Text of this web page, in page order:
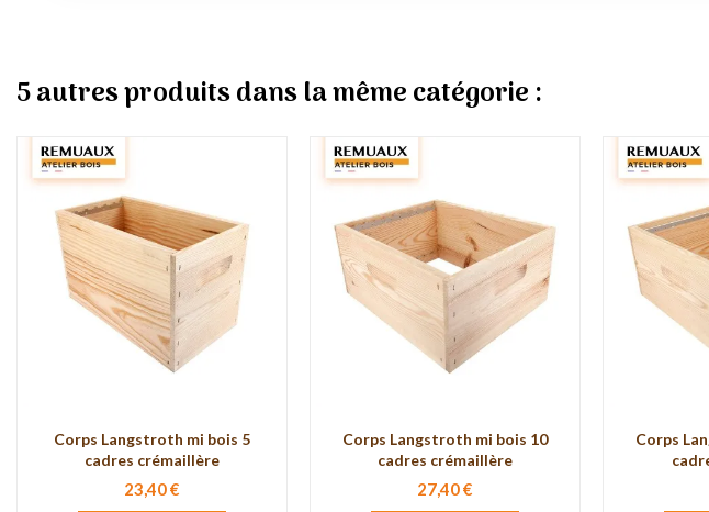
5 autres produits dans la même catégorie :
Corps Langstroth mi bois 5
cadres crémaillère
23,40 €
Corps Langstroth mi bois 10
cadres crémaillère
27,40 €
Corps